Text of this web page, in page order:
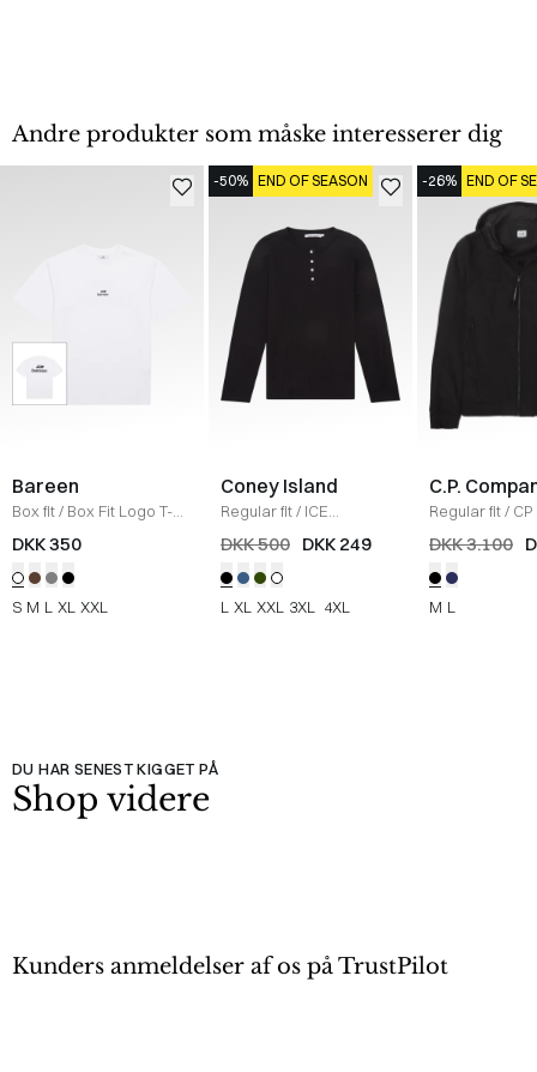
Andre produkter som måske interesserer dig
Bareen
Box fit/ Box Fit Logo T-
shirt /WHITE
DKK 350
S M L XL XXL
-50% END OF SEASON
Coney Island
Regular fit/ ICE
Sweatshirt
/BLACK
DKK 500 DKK 249
L XL XXL 3XL 4XL
-26% END OF
C.P.
Regular fit/
Jakke
SORT
DKK 3.100
M L
DU HAR SENEST KIGGET PÅ
Shop videre
Kunders anmeldelser af os på TrustPilot